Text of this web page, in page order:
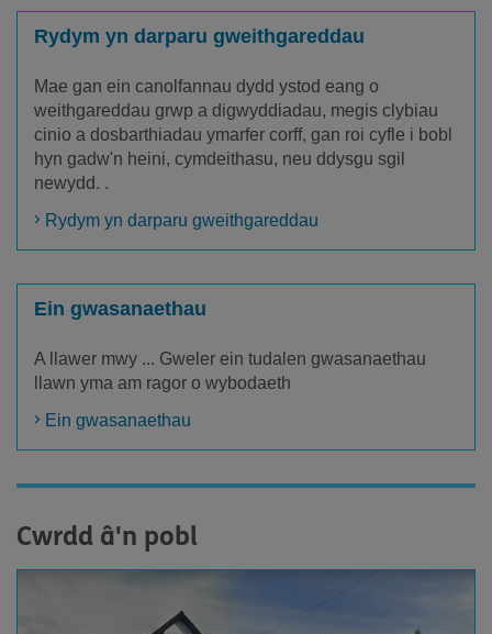
Rydym yn darparu gweithgareddau
Mae gan ein canolfannau dydd ystod eang o
weithgareddau grwp a digwyddiadau, megis clybiau
cinio a dosbarthiadau ymarfer corff, gan roi cyfle i bobl
hyn gadw'n heini, cymdeithasu, neu ddysgu sgil
newydd. .
Rydym yn darparu gweithgareddau
Ein gwasanaethau
A llawer mwy ... Gweler ein tudalen gwasanaethau
llawn yma am ragor o wybodaeth
Ein gwasanaethau
Cwrdd â'n pobl